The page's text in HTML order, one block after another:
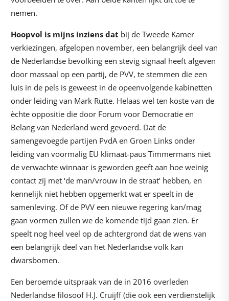
nemen.
Hoopvol is mijns inziens dat bij de Tweede Kamer
verkiezingen, afgelopen november, een belangrijk deel van
de Nederlandse bevolking een stevig signaal heeft afgeven
door massaal op een partij, de PVV, te stemmen die een
luis in de pels is geweest in de opeenvolgende kabinetten
onder leiding van Mark Rutte. Helaas wel ten koste van de
èchte oppositie die door Forum voor Democratie en
Belang van Nederland werd gevoerd. Dat de
samengevoegde partijen PvdA en Groen Links onder
leiding van voormalig EU klimaat-paus Timmermans niet
de verwachte winnaar is geworden geeft aan hoe weinig
contact zij met ‘de man/vrouw in de straat’ hebben, en
kennelijk niet hebben opgemerkt wat er speelt in de
samenleving. Of de PVV een nieuwe regering kan/mag
gaan vormen zullen we de komende tijd gaan zien. Er
speelt nog heel veel op de achtergrond dat de wens van
een belangrijk deel van het Nederlandse volk kan
dwarsbomen.
Een beroemde uitspraak van de in 2016 overleden
Nederlandse filosoof H.J. Cruijff (die ook een verdienstelijk